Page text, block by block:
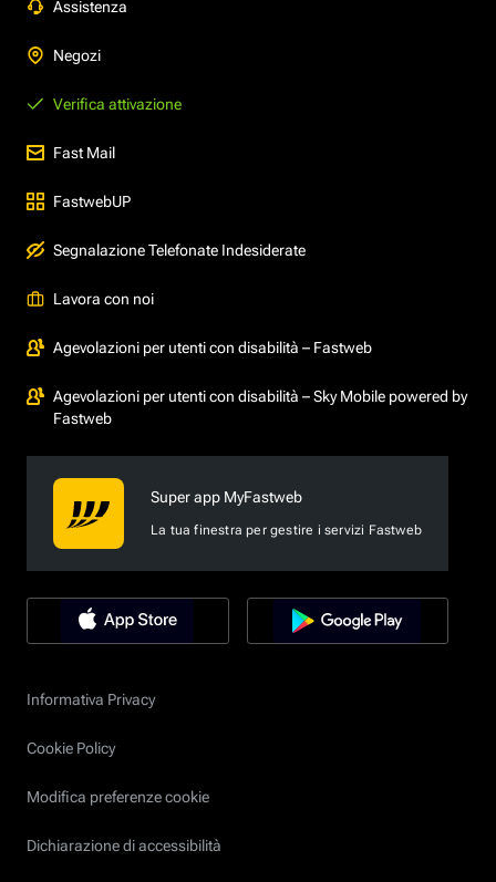
Assistenza
Negozi
Verifica attivazione
Fast Mail
FastwebUP
Segnalazione Telefonate Indesiderate
Lavora con noi
Agevolazioni per utenti con disabilità – Fastweb
Agevolazioni per utenti con disabilità – Sky Mobile powered by
Fastweb
Super app MyFastweb
La tua finestra per gestire i servizi Fastweb
Informativa Privacy
Cookie Policy
Modifica preferenze cookie
Dichiarazione di accessibilità